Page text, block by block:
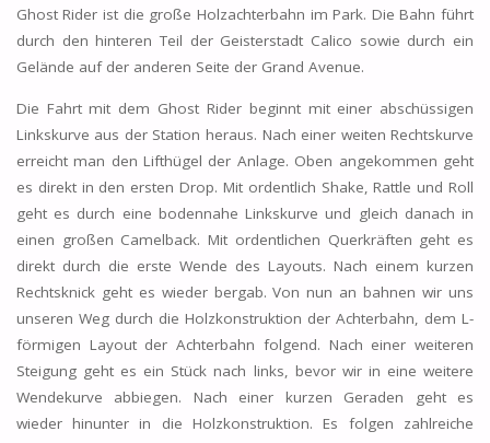
Ghost Rider ist die große Holzachterbahn im Park. Die Bahn führt
durch den hinteren Teil der Geisterstadt Calico sowie durch ein
Gelände auf der anderen Seite der Grand Avenue.
Die Fahrt mit dem Ghost Rider beginnt mit einer abschüssigen
Linkskurve aus der Station heraus. Nach einer weiten Rechtskurve
erreicht man den Lifthügel der Anlage. Oben angekommen geht
es direkt in den ersten Drop. Mit ordentlich Shake, Rattle und Roll
geht es durch eine bodennahe Linkskurve und gleich danach in
einen großen Camelback. Mit ordentlichen Querkräften geht es
direkt durch die erste Wende des Layouts. Nach einem kurzen
Rechtsknick geht es wieder bergab. Von nun an bahnen wir uns
unseren Weg durch die Holzkonstruktion der Achterbahn, dem L-
förmigen Layout der Achterbahn folgend. Nach einer weiteren
Steigung geht es ein Stück nach links, bevor wir in eine weitere
Wendekurve abbiegen. Nach einer kurzen Geraden geht es
wieder hinunter in die Holzkonstruktion. Es folgen zahlreiche